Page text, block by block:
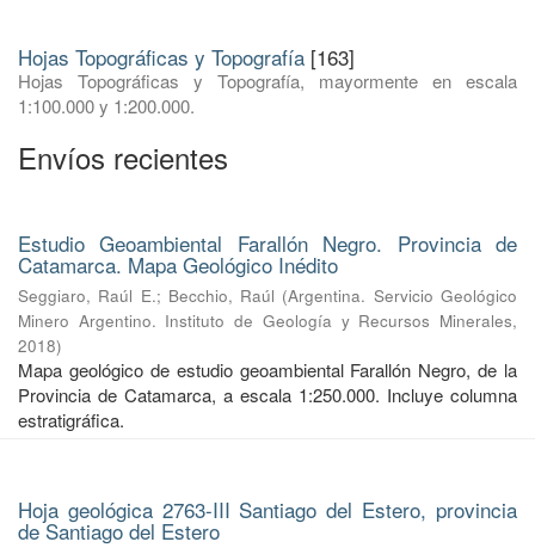
Hojas Topográficas y Topografía [163]
Hojas Topográficas y Topografía, mayormente en escala
1:100.000 y 1:200.000.
Envíos recientes
Estudio Geoambiental Farallón Negro. Provincia de
Catamarca. Mapa Geológico Inédito
Seggiaro, Raúl E.; Becchio, Raúl (Argentina. Servicio Geológico
Minero Argentino. Instituto de Geología y Recursos Minerales,
2018)
Mapa geológico de estudio geoambiental Farallón Negro, de la
Provincia de Catamarca, a escala 1:250.000. Incluye columna
estratigráfica.
Hoja geológica 2763-III Santiago del Estero, provincia
de Santiago del Estero